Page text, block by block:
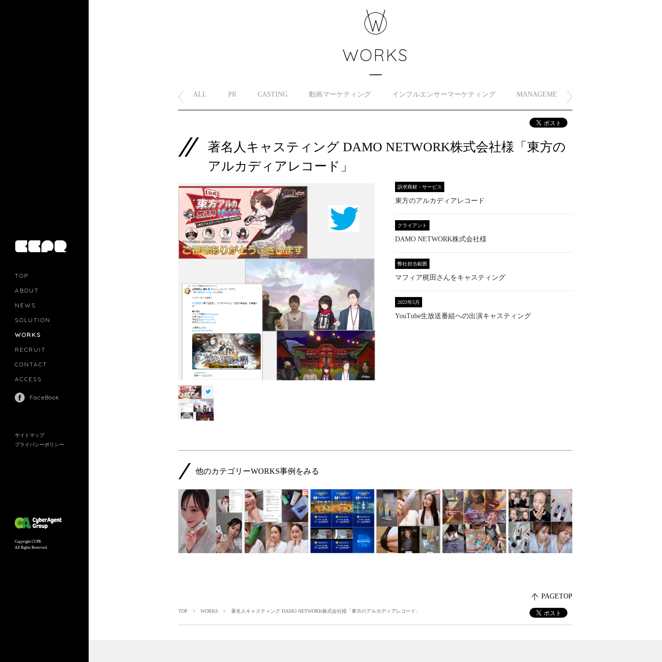
TOP
ABOUT
NEWS
SOLUTION
WORKS
RECRUIT
CONTACT
ACCESS
FaceBook
サイトマップ
プライバシーポリシー
Copyright CCPR
All Rights Reserved.
MOVIE MARKETING
INFLUENCERS MARKETING
WORKS
ALL PR CASTING 動画マーケティング インフルエンサーマーケティング MANAGEMENT
著名人キャスティング DAMO NETWORK株式会社様「東方の
アルカディアレコード」
訴求商材・サービス
東方のアルカディアレコード
クライアント
DAMO NETWORK株式会社様
弊社担当範囲
マフィア梶田さんをキャスティング
2022年5月
YouTube生放送番組への出演キャスティング
他のカテゴリーWORKS事例をみる
PAGETOP
TOP > WORKS > 著名人キャスティング DAMO NETWORK株式会社様「東方のアルカディアレコード」